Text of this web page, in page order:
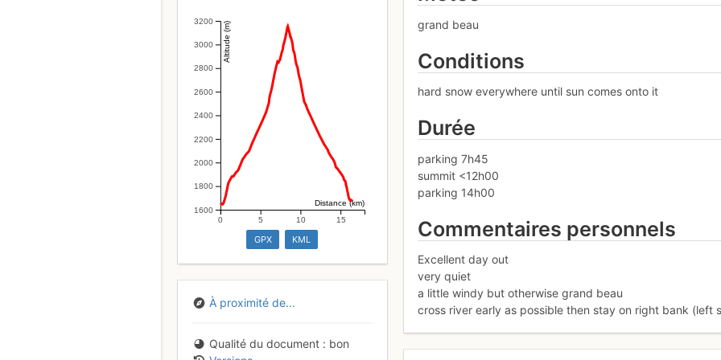
1600
1800
2000
2200
2400
2600
2800
3000
3200 Altitude (m)
0 5 10 15
Distance (km)
GPX KML
À proximité de...
Qualité du document
bon
grand beau
Conditions
hard snow everywhere until sun comes onto it
Durée
parking 7h45
summit <12h00
parking 14h00
Commentaires personnels
Excellent day out
very quiet
a little windy but otherwise grand beau
cross river early as possible then stay on right bank (left